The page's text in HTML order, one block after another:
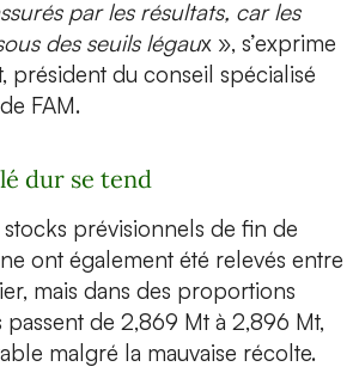
par les résultats, car les
des seuils légaux », s’exprime
président du conseil spécialisé
FAM.
dur se tend
prévisionnels de fin de
ont également été relevés entre
mais dans des proportions
de 2,869 Mt à 2,896 Mt,
malgré la mauvaise récolte.